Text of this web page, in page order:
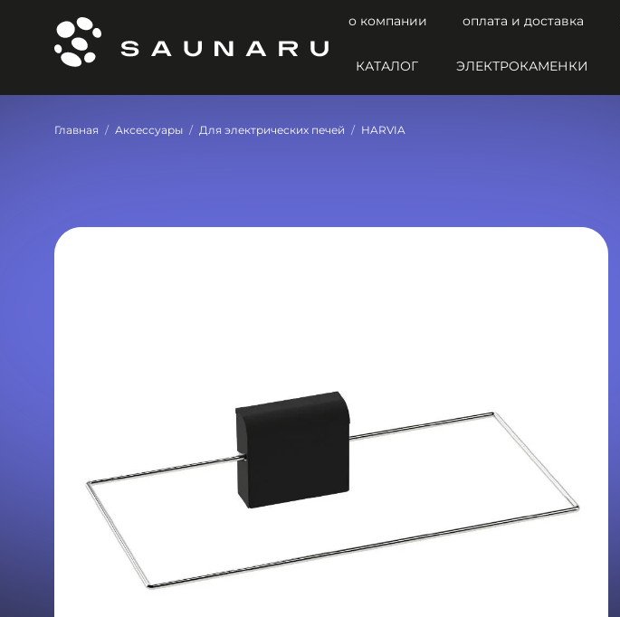
о компании оплата и доставка
КАТАЛОГ ЭЛЕКТРОКАМЕНКИ
Главная Аксессуары Для электрических печей HARVIA